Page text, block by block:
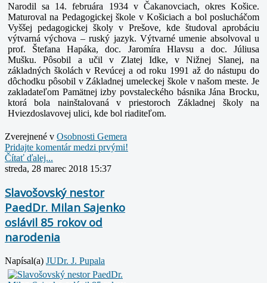
Narodil sa 14. februára 1934 v Čakanovciach, okres Košice.
Maturoval na Pedagogickej škole v Košiciach a bol poslucháčom
Vyššej pedagogickej školy v Prešove, kde študoval aprobáciu
výtvarná výchova – ruský jazyk. Výtvarné umenie absolvoval u
prof. Štefana Hapáka, doc. Jaromíra Hlavsu a doc. Júliusa
Mušku.Pôsobil a učil v Zlatej Idke, v Nižnej Slanej, na
základných školách v Revúcej a od roku 1991 až do nástupu do
dôchodku pôsobil v Základnej umeleckej škole v našom meste. Je
zakladateľom Pamätnej izby povstaleckého básnika Jána Brocku,
ktorá bola nainštalovaná v priestoroch Základnej školy na
Hviezdoslavovej ulici, kde bol riaditeľom.
Zverejnené v Osobnosti Gemera
Pridajte komentár medzi prvými!
Čítať ďalej...
streda, 28 marec 2018 15:37
Slavošovský nestor
PaedDr. Milan Sajenko
oslávil 85 rokov od
narodenia
Napísal(a) JUDr. J. Pupala